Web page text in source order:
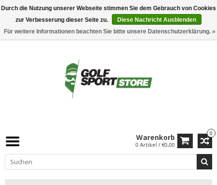
0
Warenkorb
0 Artikel / €0,00
Durch die Nutzung unserer Webseite stimmen Sie dem Gebrauch von Cookies
zur Verbesserung dieser Seite zu.
Diese Nachricht Ausblenden
Für weitere Informationen beachten Sie bitte unsere Datenschutzerklärung. »